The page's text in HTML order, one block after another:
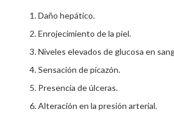
Daño hepático.
Enrojecimiento de la piel.
Niveles elevados de glucosa en
Sensación de picazón.
Presencia de úlceras.
Alteración en la presión arterial.